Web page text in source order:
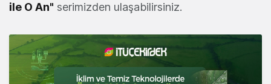
ile O An" serimizden ulaşabilirsiniz.